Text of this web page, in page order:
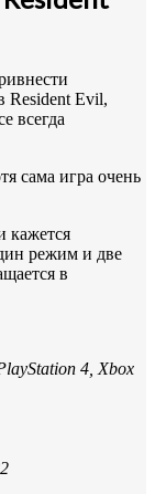
Resident Evil,
всегда
сама игра очень
кажется
режим и две
в
4, Xbox